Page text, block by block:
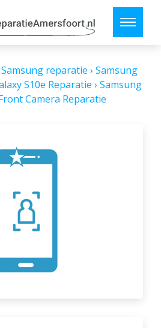
Samsung reparatie › Samsung
S10e Reparatie › Samsung
Camera Reparatie